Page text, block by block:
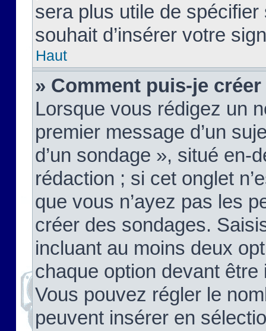
sera plus utile de
souhait d’insérer votre
Haut
» Comment puis-je
Lorsque vous rédigez un
premier message d’un
d’un sondage », situé en-
rédaction ; si cet onglet
que vous n’ayez pas les
créer des sondages.
incluant au moins deux
chaque option devant
Vous pouvez régler le
peuvent insérer en